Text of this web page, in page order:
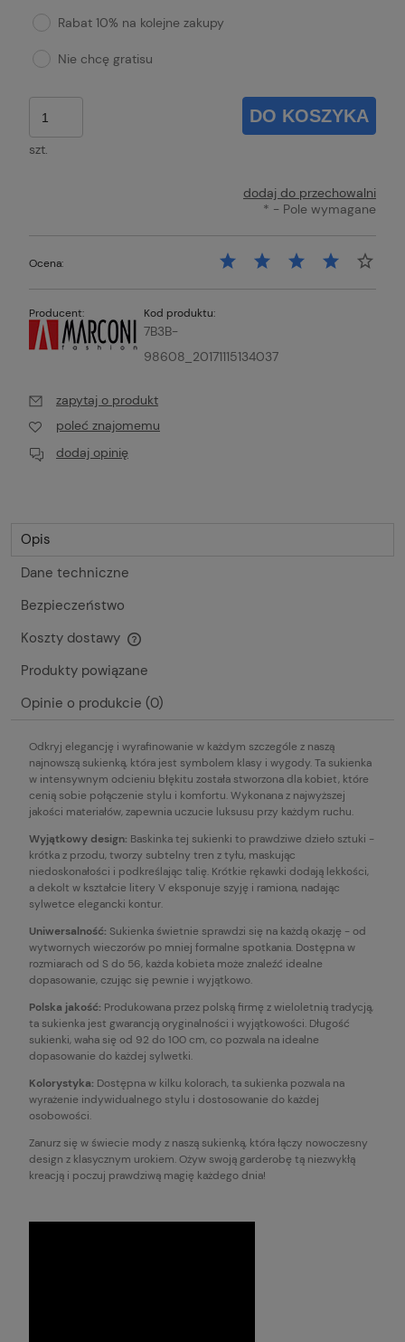
Rabat 10% na kolejne zakupy
Nie chcę gratisu
szt.
DO KOSZYKA
dodaj do przechowalni
* - Pole wymagane
Ocena:
Producent: Kod produktu:
7B3B-
98608_20171115134037
zapytaj o produkt
poleć znajomemu
dodaj opinię
Opis
Dane techniczne
Bezpieczeństwo
Koszty dostawy
Cena nie zawiera ewentualnych kosztów płatności
Produkty powiązane
Opinie o produkcie (0)
Odkryj elegancję i wyrafinowanie w każdym szczególe z naszą
najnowszą sukienką, która jest symbolem klasy i wygody. Ta sukienka
w intensywnym odcieniu błękitu została stworzona dla kobiet, które
cenią sobie połączenie stylu i komfortu. Wykonana z najwyższej
jakości materiałów, zapewnia uczucie luksusu przy każdym ruchu.
Wyjątkowy design: Baskinka tej sukienki to prawdziwe dzieło sztuki -
krótka z przodu, tworzy subtelny tren z tyłu, maskując
niedoskonałości i podkreślając talię. Krótkie rękawki dodają lekkości,
a dekolt w kształcie litery V eksponuje szyję i ramiona, nadając
sylwetce elegancki kontur.
Uniwersalność: Sukienka świetnie sprawdzi się na każdą okazję - od
wytwornych wieczorów po mniej formalne spotkania. Dostępna w
rozmiarach od S do 56, każda kobieta może znaleźć idealne
dopasowanie, czując się pewnie i wyjątkowo.
Polska jakość: Produkowana przez polską firmę z wieloletnią tradycją,
ta sukienka jest gwarancją oryginalności i wyjątkowości. Długość
sukienki, waha się od 92 do 100 cm, co pozwala na idealne
dopasowanie do każdej sylwetki.
Kolorystyka: Dostępna w kilku kolorach, ta sukienka pozwala na
wyrażenie indywidualnego stylu i dostosowanie do każdej
osobowości.
Zanurz się w świecie mody z naszą sukienką, która łączy nowoczesny
design z klasycznym urokiem. Ożyw swoją garderobę tą niezwykłą
kreacją i poczuj prawdziwą magię każdego dnia!